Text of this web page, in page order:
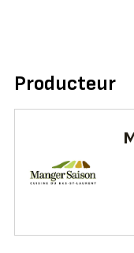
Producteur